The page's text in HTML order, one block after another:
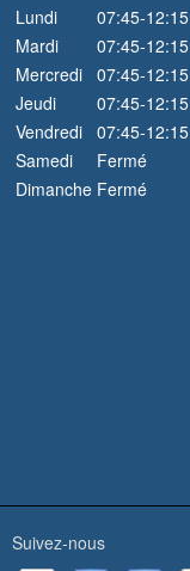
Lundi
07:45-12:15
Mardi
07:45-12:15
Mercredi 07:45-12:15
Jeudi
07:45-12:15
Vendredi 07:45-12:15
Samedi
Fermé
Dimanche Fermé
Suivez-nous